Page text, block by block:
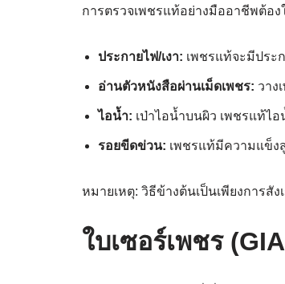
การตรวจเพชรแท้อย่างมืออาชีพต้อ
ประกายไฟ/เงา: เพชรแท้จะมีประ
อ่านตัวหนังสือผ่านเม็ดเพชร: วาง
ไอน้ำ: เป่าไอน้ำบนผิว เพชรแท้ไอ
รอยขีดข่วน: เพชรแท้มีความแข็ง
หมายเหตุ: วิธีข้างต้นเป็นเพียงการสั
ใบเซอร์เพชร